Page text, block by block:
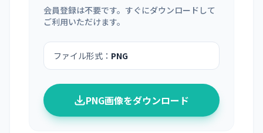
会員登録は不要です。すぐにダウンロードして
ご利用いただけます。
ファイル形式： PNG
PNG画像をダウンロード